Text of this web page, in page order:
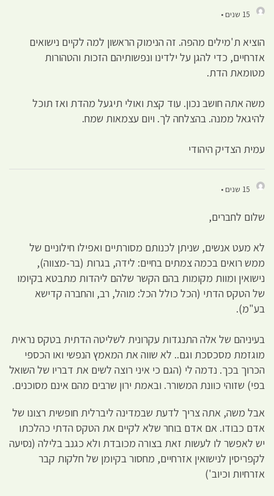
15 שנים •
הוציא ת'מילים מהפה. זה הנימוק הראשון למה לקיים נישואים
אזרחיים, כדי להגן על ילדינו ונפשותיהם הזכות והטהורות
מטומאת הדת.
משה אתה חושב נכון. עוד קצת ואולי תיגעל מהדת ואז תוכל
להיגאל ממנה. בהצלחה לך. ויום עצמאות שמח.
עמית הצדיק היהודי
15 שנים •
שלום לחברים,
לא מעט אנשים, שניתן לכנותם מסורתיים ואפילו חילוניים של
ממש רואים בכמה צמתים בחיים: לידה, בגרות (בר-מצווה),
נישואין ומוות מקומות בהם הקשר שלהם ליהדות מתבטא בקיומו
של הטקס הדתי (הכל כולל הכל: מוהל, רב, והחברה קדישא
בע"מ).
בעיניהם של אלה התנגדות עקרונית לשליטה הדתית בטקס נראית
מוגזמת מסכסכת וגם.. לא שווה את המאמץ הנפשי ואו הכספי
הכרוך בכך. נדמה לי (הגם כי איני רוצה לשים את דבריו של השואל
בפי) שזוהי כוונת המשורר. ובאמת ירון שרבים מהם אינם מסוכנים.
אבל משה, אתה צריך לדעת שבמדינה ליברלית חופשית רצונו של
אדם כבודו. אם אדם בוחר שלא לקיים את הטקס הדתי כהלכתו
יש לאפשר לו לעשות זאת בצורה מכובדת ולא כגנב בלילה (נסיעה
לקפריסין לנישואין אזרחיים, מחסור בקיומן של חלקות קבר
אזרחיות וכיוב')